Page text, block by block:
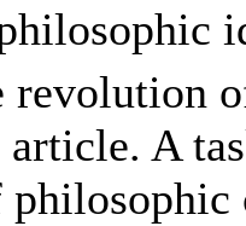
revolution
A